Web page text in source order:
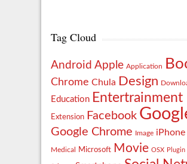
Tag Cloud
Android Apple Application
Chrome Chula Design
Education Entertrainment
Extension Facebook
Google Chrome Image iPhone
Medical Microsoft Movie OSX Plugin